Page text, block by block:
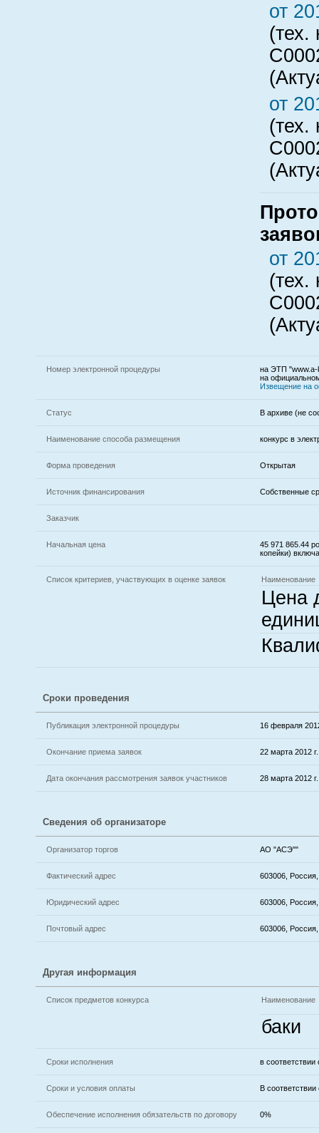
от
от
от
Номер электронной процедуры
на ЭТП "www.a-
на
Извещение на
Статус В архиве (не
Наименование способа размещения конкурс в
Форма проведения Открытая
Источник финансирования Собственные
Заказчик
Начальная цена
45 971 865.44
копейки)
Список критериев, участвующих в оценке заявок Наименование
Цена
Сроки проведения
Публикация электронной процедуры 16 февраля
Окончание приема заявок 22 марта 2012
Дата окончания рассмотрения заявок участников 28 марта 2012
Сведения об организаторе
Организатор торгов АО "АСЭ""
Фактический адрес 603006,
Юридический адрес 603006,
Почтовый адрес 603006,
Другая информация
Список предметов конкурса Наименование
баки
Сроки исполнения в
Сроки и условия оплаты В соответствии
Обеспечение исполнения обязательств по договору 0%